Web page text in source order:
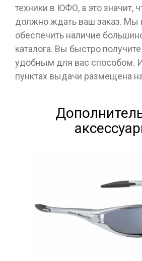
техники в ЮФО, а это значит,
должно ждать ваш заказ.
обеспечить наличие
каталога. Вы быстро
удобным для вас способом.
пунктах выдачи размещена